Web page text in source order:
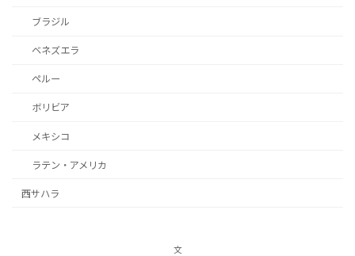
ブラジル
ベネズエラ
ペルー
ボリビア
メキシコ
ラテン・アメリカ
西サハラ
文